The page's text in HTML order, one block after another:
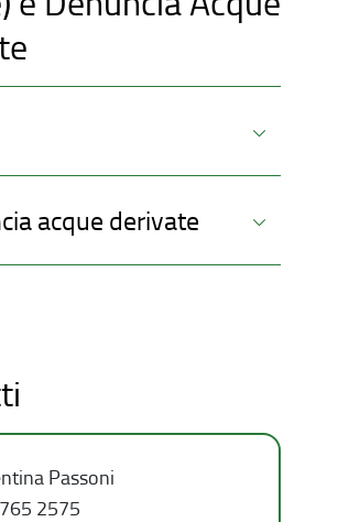
acque derivate
Passoni
2575